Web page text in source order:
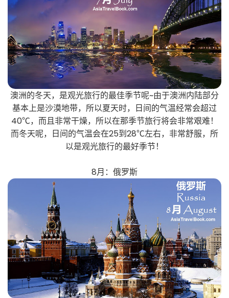
澳洲的冬天，是观光旅行的最佳季节呢~由于澳洲内陆部分
基本上是沙漠地带，所以夏天时，日间的气温经常会超过
40℃，而且非常干燥，所以在那季节旅行将会非常艰难！
而冬天呢，日间的气温会在25到28℃左右，非常舒服，所
以是观光旅行的最好季节！
8月：俄罗斯